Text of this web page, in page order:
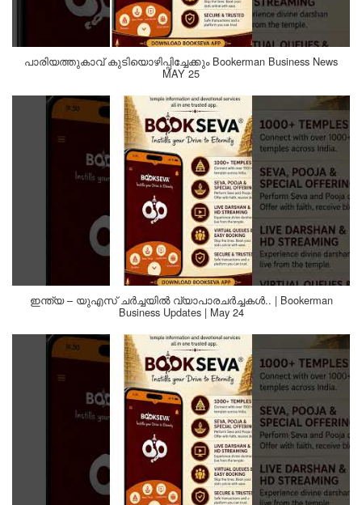
പാരിയത്തുകാവ് കുടിയൊഴിപ്പിച്ചേക്കും Bookerman Business News
MAY 25
ഇന്ത്യ – യുഎസ് ചർച്ചയിൽ വ്യാപാരചർച്ചകൾ.. | Bookerman
Business Updates | May 24